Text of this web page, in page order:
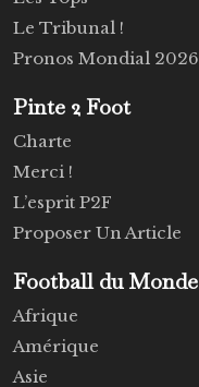
Le Tribunal !
Pronos Mondial 2026
Pinte 2 Foot
Charte
Merci !
L’esprit P2F
Proposer Un Article
Football du Monde
Afrique
Amérique
Asie